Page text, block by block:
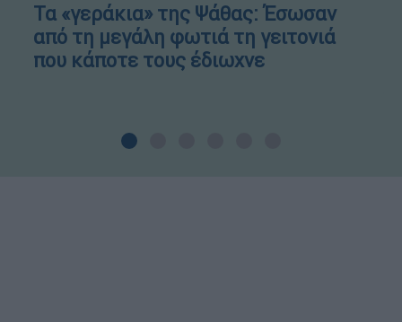
Τα «γεράκια» της Ψάθας: Έσωσαν
από τη μεγάλη φωτιά τη γειτονιά
που κάποτε τους έδιωχνε